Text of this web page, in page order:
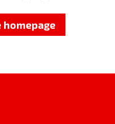
homepage